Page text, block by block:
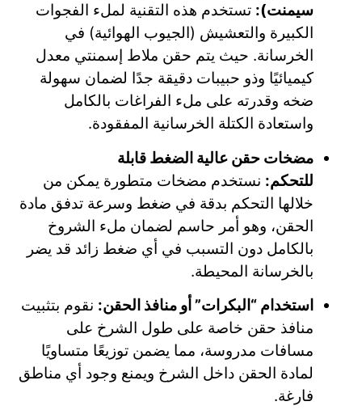
سيمنت): تستخدم هذه التقنية لملء الفجوات
الكبيرة والتعشيش (الجيوب الهوائية) في
الخرسانة. حيث يتم حقن ملاط إسمنتي معدل
كيميائيًا وذو حبيبات دقيقة جدًا لضمان سهولة
ضخه وقدرته على ملء الفراغات بالكامل
واستعادة الكتلة الخرسانية المفقودة.
مضخات حقن عالية الضغط قابلة
للتحكم: نستخدم مضخات متطورة يمكن من
خلالها التحكم بدقة في ضغط وسرعة تدفق مادة
الحقن، وهو أمر حاسم لضمان ملء الشروخ
بالكامل دون التسبب في أي ضغط زائد قد يضر
بالخرسانة المحيطة.
استخدام “البكرات” أو منافذ الحقن: نقوم بتثبيت
منافذ حقن خاصة على طول الشرخ على
مسافات مدروسة، مما يضمن توزيعًا متساويًا
لمادة الحقن داخل الشرخ ويمنع وجود أي مناطق
فارغة.